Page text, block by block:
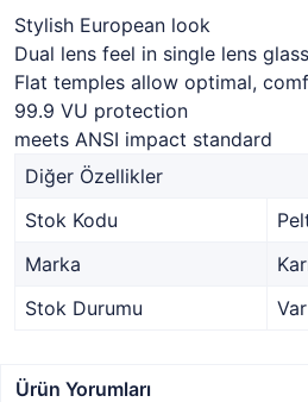
Stylish European look
Dual lens feel in single lens glass
Flat temples allow optimal,
99.9 VU protection
meets ANSI impact standard
Diğer Özellikler
Stok Kodu
Marka
Stok Durumu
Var
Ürün Yorumları